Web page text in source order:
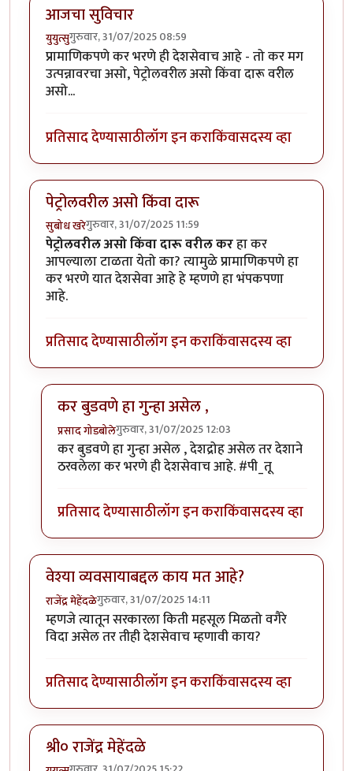
आजचा सुविचार
युयुत्सुगुरुवार, 31/07/2025 08:59
प्रामाणिकपणे कर भरणे ही देशसेवाच आहे - तो कर मग
उत्पन्नावरचा असो, पेट्रोलवरील असो किंवा दारू वरील
असो...
प्रतिसाद देण्यासाठीलॉग इन कराकिंवासदस्य व्हा
पेट्रोलवरील असो किंवा दारू
सुबोध खरेगुरुवार, 31/07/2025 11:59
पेट्रोलवरील असो किंवा दारू वरील करहा कर
आपल्याला टाळता येतो का? त्यामुळे प्रामाणिकपणे हा
कर भरणे यात देशसेवा आहे हे म्हणणे हा भंपकपणा
आहे.
प्रतिसाद देण्यासाठीलॉग इन कराकिंवासदस्य व्हा
कर बुडवणे हा गुन्हा असेल ,
प्रसाद गोडबोलेगुरुवार, 31/07/2025 12:03
In reply toपेट्रोलवरील असो किंवा दारूbyसुबोध खरे
कर बुडवणे हा गुन्हा असेल , देशद्रोह असेल तर देशाने
ठरवलेला कर भरणे ही देशसेवाच आहे. #पी_तू
प्रतिसाद देण्यासाठीलॉग इन कराकिंवासदस्य व्हा
वेश्या व्यवसायाबद्दल काय मत आहे?
राजेंद्र मेहेंदळेगुरुवार, 31/07/2025 14:11
म्हणजे त्यातून सरकारला किती महसूल मिळतो वगैरे
विदा असेल तर तीही देशसेवाच म्हणावी काय?
प्रतिसाद देण्यासाठीलॉग इन कराकिंवासदस्य व्हा
श्री० राजेंद्र मेहेंदळे